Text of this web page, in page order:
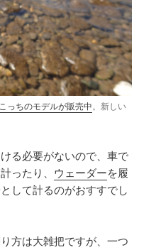
こっちのモデルが販売中。新しい
る必要がないので、車で
ったり、 ウェーダーを履
して計るのがおすすでし
方は大雑把ですが、一つ